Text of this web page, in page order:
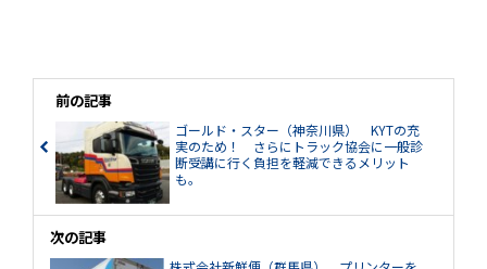
前の記事
ゴールド・スター（神奈川県） KYTの充
実のため！ さらにトラック協会に一般診
断受講に行く負担を軽減できるメリット
も。
次の記事